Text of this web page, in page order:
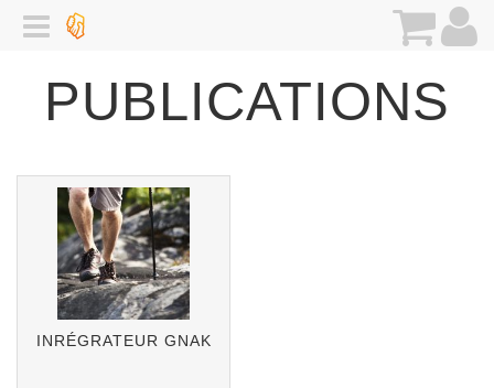
PUBLICATIONS
INRÉGRATEUR GNAK